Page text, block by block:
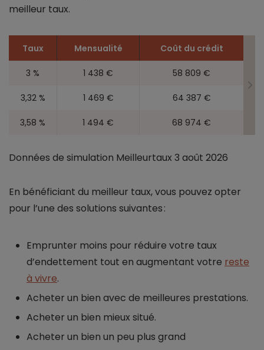
meilleur taux.
Taux Mensualité Coût du crédit
3 % 1 438 € 58 809 €
3,32 % 1 469 € 64 387 €
3,58 % 1 494 € 68 974 €
Données de simulation Meilleurtaux 3 août 2026
En bénéficiant du meilleur taux, vous pouvez opter
pour l’une des solutions suivantes :
Emprunter moins pour réduire votre taux
d’endettement tout en augmentant votre reste
à vivre.
Acheter un bien avec de meilleures prestations.
Acheter un bien mieux situé.
Acheter un bien un peu plus grand